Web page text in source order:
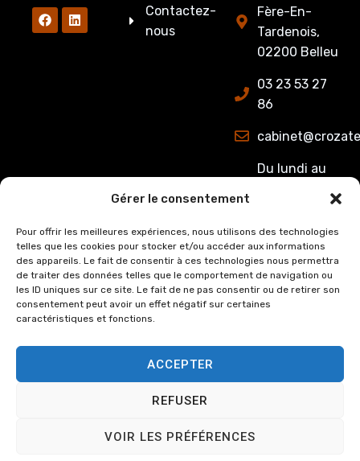
Gérer le consentement
Pour offrir les meilleures expériences, nous utilisons des technologies
telles que les cookies pour stocker et/ou accéder aux informations
des appareils. Le fait de consentir à ces technologies nous permettra
de traiter des données telles que le comportement de navigation ou
les ID uniques sur ce site. Le fait de ne pas consentir ou de retirer son
consentement peut avoir un effet négatif sur certaines
caractéristiques et fonctions.
ACCEPTER
REFUSER
VOIR LES PRÉFÉRENCES
Contactez-
nous
Fère-En-
Tardenois,
02200 Belleu
03 23 53 27
86
Du lundi au
8h00 à 12h15
et de 13h15 à
17h00.
Le Vendredi :
de 8h00 à
12h15 et de
Crozat et Associée, tous
Politique de